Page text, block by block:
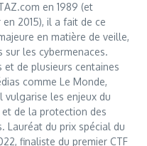
en 1989 (et
2015), il a fait de ce
en matière de veille,
sur les cybermenaces.
et de plusieurs centaines
comme Le Monde,
vulgarise les enjeux du
de la protection des
Lauréat du prix spécial du
finaliste du premier CTF